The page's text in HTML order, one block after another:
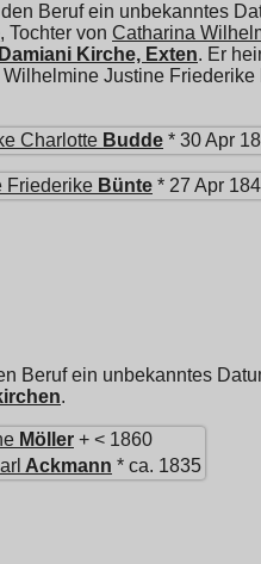
den Beruf ein unbekanntes
, Tochter von Catharina
Kirche, Exten. Er
Wilhelmine Justine Friederike
Charlotte Budde * 30 Apr
Friederike Bünte * 27 Apr
Beruf ein unbekanntes
.
Möller + < 1860
Ackmann * ca. 1835